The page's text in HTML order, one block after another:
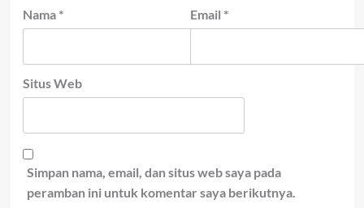
Nama * Email *
Situs Web
Simpan nama, email, dan situs web saya pada
peramban ini untuk komentar saya berikutnya.